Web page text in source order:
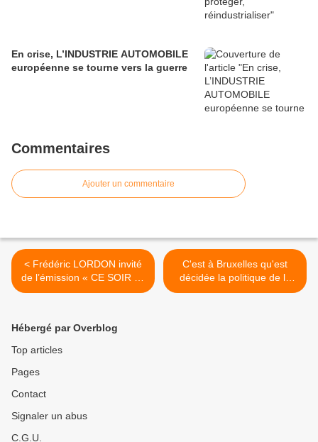
En crise, L’INDUSTRIE AUTOMOBILE
européenne se tourne vers la guerre
Commentaires
Ajouter un commentaire
< Frédéric LORDON invité
de l’émission « CE SOIR ou
JAMAIS ! » [Vendredi 17
C'est à Bruxelles qu'est
décidée la politique de la
France ! - Ça n'empêche >
Hébergé par Overblog
Top articles
Pages
Contact
Signaler un abus
C.G.U.